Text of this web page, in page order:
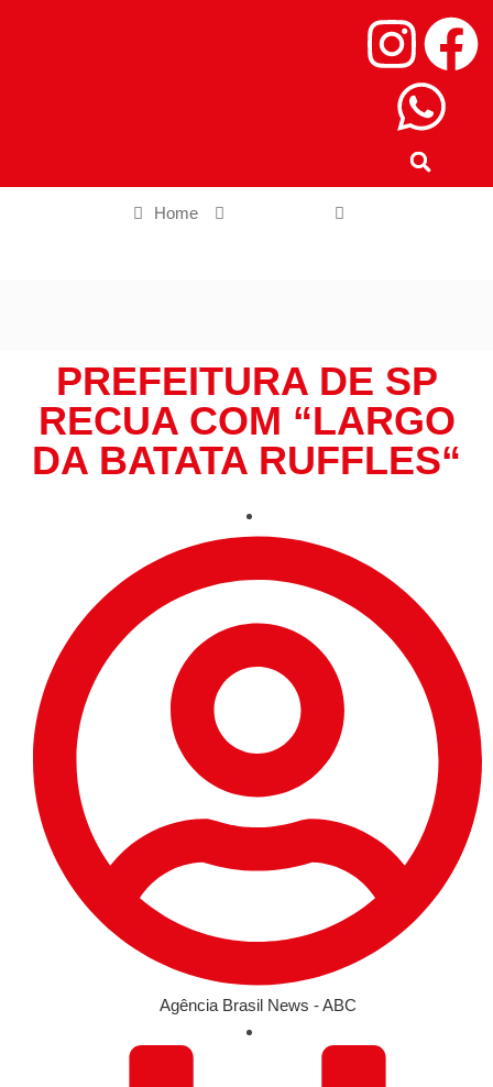
Home
PREFEITURA DE SP
RECUA COM “LARGO
DA BATATA RUFFLES“
Agência Brasil News - ABC